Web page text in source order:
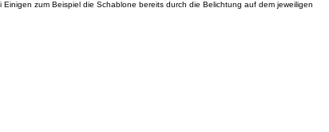
zum Beispiel die Schablone bereits durch die Belichtung auf dem jeweiligen